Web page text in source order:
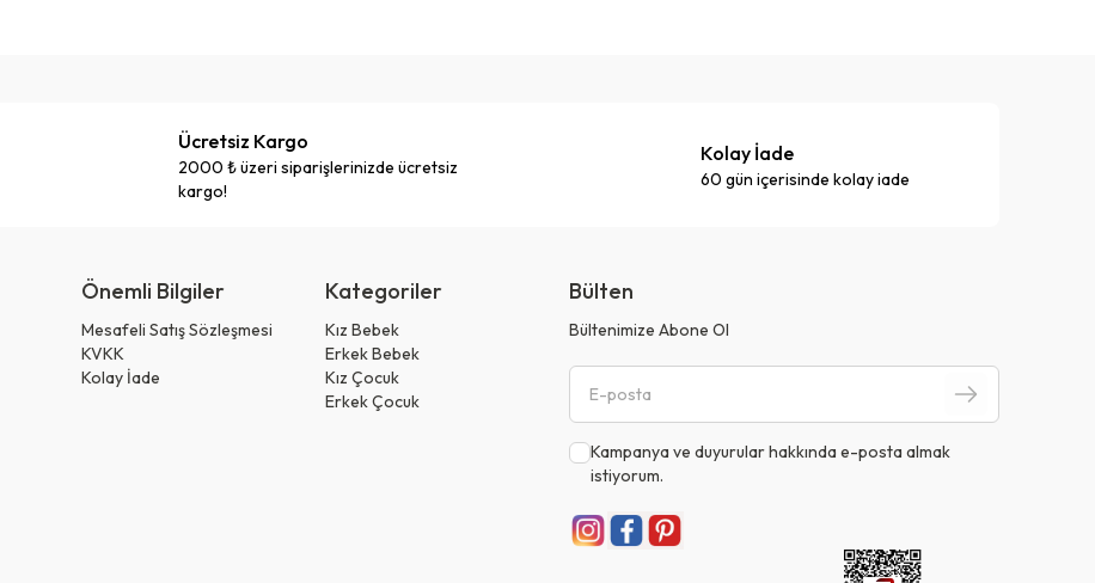
Ücretsiz Kargo
2000 ₺ üzeri siparişlerinizde ücretsiz
kargo!
Kolay İade
60 gün içerisinde kolay iade
Önemli Bilgiler
Mesafeli Satış Sözleşmesi
KVKK
Kolay İade
Kategoriler
Kız Bebek
Erkek Bebek
Kız Çocuk
Erkek Çocuk
Bülten
Bültenimize Abone Ol
Kampanya ve duyurular hakkında e-posta almak
istiyorum.